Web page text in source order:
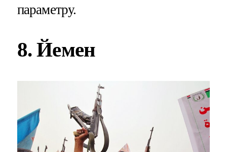
параметру.
8. Йемен